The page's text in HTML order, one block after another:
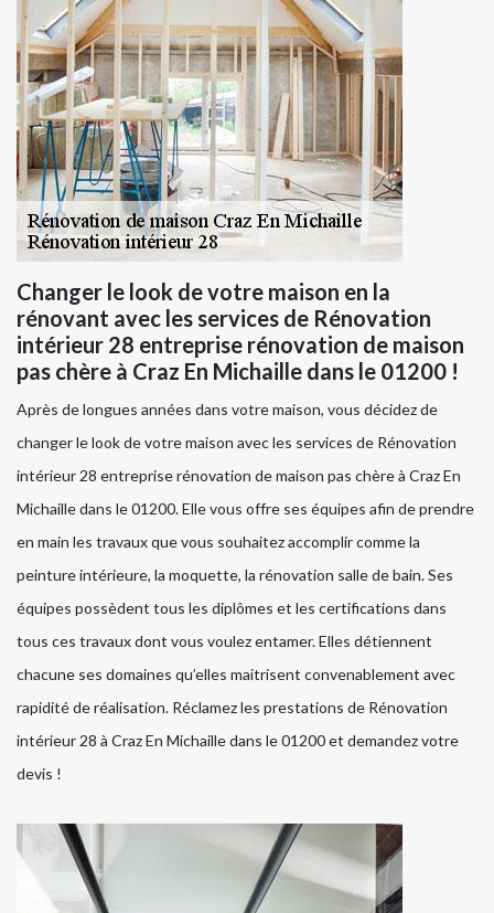
Changer le look de votre maison en la
rénovant avec les services de Rénovation
intérieur 28 entreprise rénovation de maison
pas chère à Craz En Michaille dans le 01200 !
Après de longues années dans votre maison, vous décidez de
changer le look de votre maison avec les services de Rénovation
intérieur 28 entreprise rénovation de maison pas chère à Craz En
Michaille dans le 01200. Elle vous offre ses équipes afin de prendre
en main les travaux que vous souhaitez accomplir comme la
peinture intérieure, la moquette, la rénovation salle de bain. Ses
équipes possèdent tous les diplômes et les certifications dans
tous ces travaux dont vous voulez entamer. Elles détiennent
chacune ses domaines qu’elles maitrisent convenablement avec
rapidité de réalisation. Réclamez les prestations de Rénovation
intérieur 28 à Craz En Michaille dans le 01200 et demandez votre
devis !